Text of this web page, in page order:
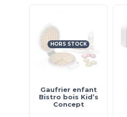
HORS STOCK
Gaufrier enfant
Bistro bois Kid’s
Concept